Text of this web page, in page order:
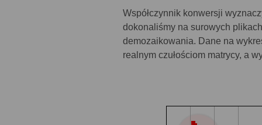
Współczynnik konwersji
dokonaliśmy na surowych
demozaikowania. Dane na
realnym czułościom matrycy, a